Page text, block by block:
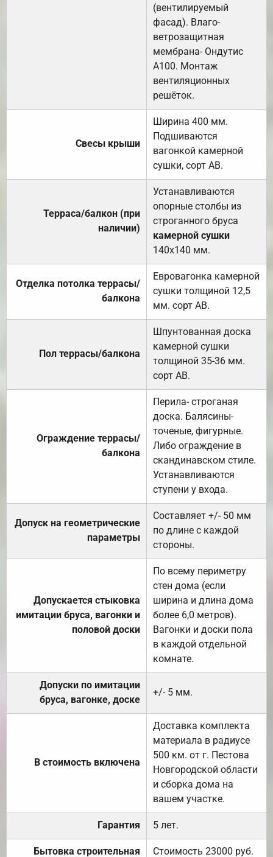
(вентилируемый
фасад). Влаго-
ветрозащитная
мембрана- Ондутис
А100. Монтаж
вентиляционных
решёток.
Свесы крыши
Ширина 400 мм.
Подшиваются
вагонкой камерной
сушки, сорт АВ.
Терраса/балкон (при
наличии)
Устанавливаются
опорные столбы из
строганного бруса
камерной сушки
140х140 мм.
Отделка потолка террасы/
балкона
Евровагонка камерной
сушки толщиной 12,5
мм. сорт АВ.
Пол террасы/балкона
Шпунтованная доска
камерной сушки
толщиной 35-36 мм.
сорт АВ.
Ограждение террасы/
балкона
Перила- строганая
доска. Балясины-
точеные, фигурные.
Либо ограждение в
скандинавском стиле.
Устанавливаются
ступени у входа.
Допуск на геометрические
параметры
Составляет +/- 50 мм
по длине с каждой
стороны.
Допускается стыковка
имитации бруса, вагонки и
половой доски
По всему периметру
стен дома (если
ширина и длина дома
более 6,0 метров).
Вагонки и доски пола
в каждой отдельной
комнате.
Допуски по имитации
бруса, вагонке, доске
+/- 5 мм.
В стоимость включена
Доставка комплекта
материала в радиусе
500 км. от г. Пестова
Новгородской области
и сборка дома на
вашем участке.
Гарантия 5 лет.
Бытовка строительная Стоимость 23000 руб.